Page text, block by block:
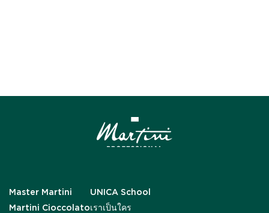
Master Martini
Martini Cioccolato
UNICA School
เราเป็นใคร